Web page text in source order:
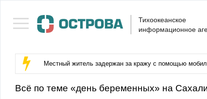
Тихоокеанское
информационное
Местный житель задержан за кражу с помощью
Всё по теме «день беременных» на